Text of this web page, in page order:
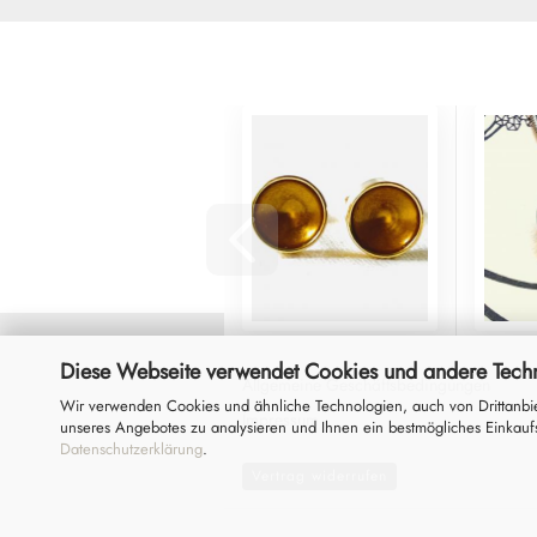
Diese Webseite verwendet Cookies und andere
Wir verwenden Cookies und ähnliche Technologien, auch von
unseres Angebotes zu analysieren und Ihnen ein bestmögliches
Datenschutzerklärung.
Allgemeine Geschäftsbedingungen
Impressum